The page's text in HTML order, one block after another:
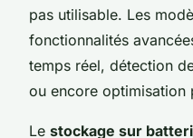
pas utilisable. Les
fonctionnalités
temps réel, détection
ou encore optimisation
Le stockage sur